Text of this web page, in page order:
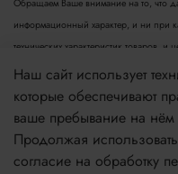
Обращаем Ваше внимание на то, что
информационный характер, и ни при
технических характеристик товаров,
публичной офертой, определяемой
кодекса РФ. Для получения
Опубликованная на данном сайте
предварительного уведомления.
Если вы заметили ошибку в
Наш сайт использует
которые обеспечивают
ваше пребывание на
Продолжая
согласие на обработку